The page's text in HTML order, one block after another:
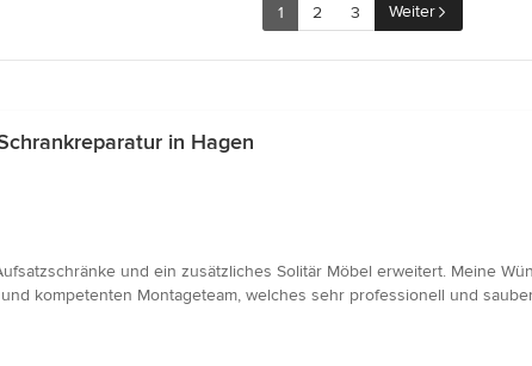
1 2 3 Weiter
in Hagen
und ein zusätzliches Solitär Möbel erweitert. Meine
kompetenten Montageteam, welches sehr professionell und